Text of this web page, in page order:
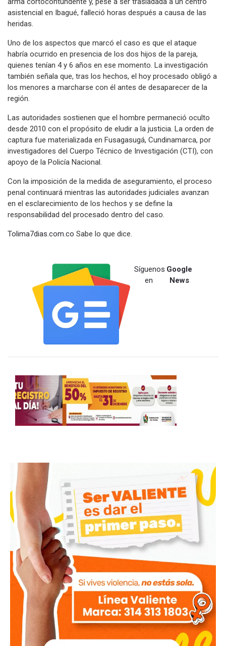
asistencial en Ibagué, falleció horas después a causa de las
heridas.
Uno de los aspectos que marcó el caso es que el ataque
habría ocurrido en presencia de los dos hijos de la pareja,
quienes tenían 4 y 6 años en ese momento. La investigación
también señala que, tras los hechos, el hoy procesado obligó a
los menores a marcharse con él antes de desaparecer de la
región.
Las autoridades sostienen que el hombre permaneció oculto
desde 2010 con el propósito de eludir a la justicia. La orden de
captura fue materializada en Fusagasugá, Cundinamarca, por
investigadores del Cuerpo Técnico de Investigación (CTI), con
apoyo de la Policía Nacional.
Con la imposición de la medida de aseguramiento, el proceso
penal continuará mientras las autoridades judiciales avanzan
en el esclarecimiento de los hechos y se define la
responsabilidad del procesado dentro del caso.
Tolima7dias.com.co Sabe lo que dice.
Síguenos
en
Google
News